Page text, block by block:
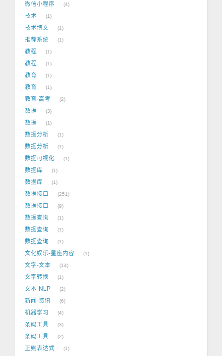
微信小程序 4
技术 1
技术博文 1
推荐系统 1
教程 1
教程 1
教育 1
教育 1
教育-高考 2
数据 3
数据 1
数据分析 1
数据分析 1
数据可视化 1
数据库 1
数据库 1
数据接口 251
数据接口 9
数据查询 1
数据查询 1
数据查询 1
文化娱乐-星座内容 1
文字-文本 14
文字转换 1
文本-NLP 2
新闻-资讯 6
机器学习 4
条码工具 3
条码工具 2
正则表达式 1